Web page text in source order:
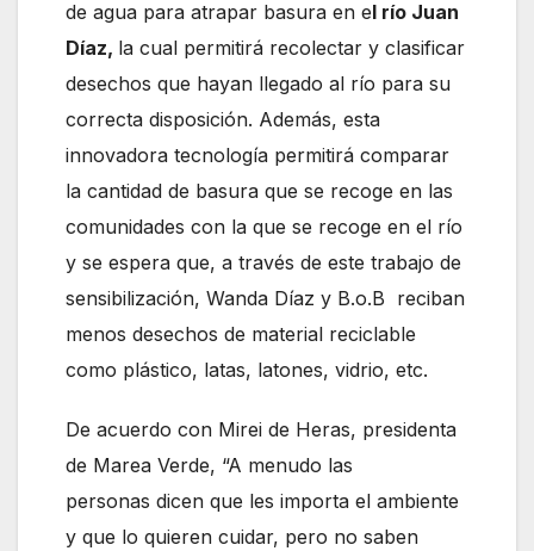
de agua para atrapar basura en el río Juan
Díaz, la cual permitirá recolectar y clasificar
desechos que hayan llegado al río para su
correcta disposición. Además, esta
innovadora tecnología permitirá comparar
la cantidad de basura que se recoge en las
comunidades con la que se recoge en el río
y se espera que, a través de este trabajo de
sensibilización, Wanda Díaz y B.o.B reciban
menos desechos de material reciclable
como plástico, latas, latones, vidrio, etc.
De acuerdo con Mirei de Heras, presidenta
de Marea Verde, “A menudo las
personas dicen que les importa el ambiente
y que lo quieren cuidar, pero no saben